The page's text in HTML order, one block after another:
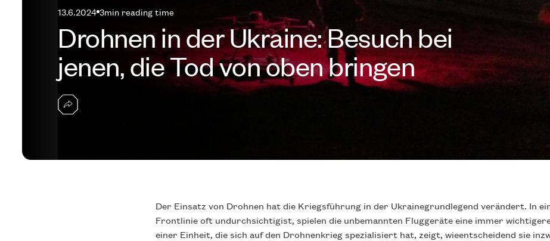
13.6.2024 3min reading time
Drohnen in der Ukraine: Besuch bei
jenen, die Tod von oben bringen
Der Einsatz von Drohnen hat die Kriegsführung in der Ukrainegrundlegend verändert. In
Frontlinie oft undurchsichtigist, spielen die unbemannten Fluggeräte eine immer
einer Einheit, die sich auf den Drohnenkrieg spezialisiert hat, zeigt, wieentscheidend sie